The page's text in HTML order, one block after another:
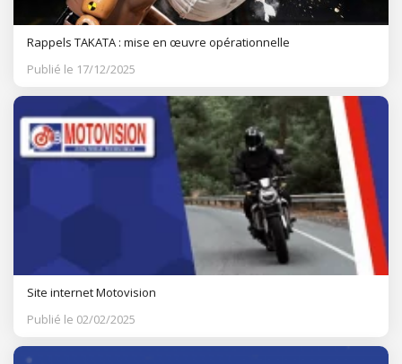
Rappels TAKATA : mise en œuvre opérationnelle
Publié le 17/12/2025
Site internet Motovision
Publié le 02/02/2025